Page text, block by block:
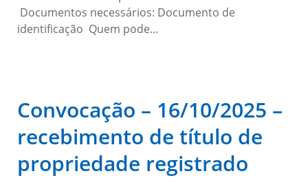
Documentos necessários: Documento de
identificação Quem pode…
Convocação – 16/10/2025 –
recebimento de título de
propriedade registrado